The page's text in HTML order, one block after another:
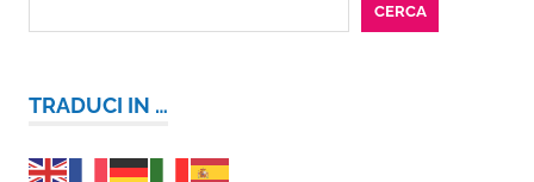
CERCA
TRADUCI IN …